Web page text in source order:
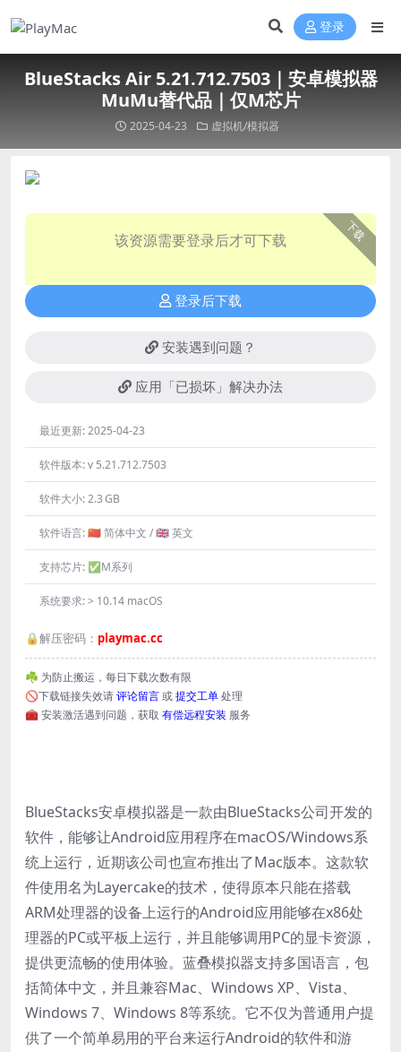
登录
BlueStacks Air 5.21.712.7503｜安卓模拟器
MuMu替代品｜仅M芯片
2025-04-23 虚拟机/模拟器
下载
该资源需要登录后才可下载
登录后下载
安装遇到问题？
应用「已损坏」解决办法
最近更新:2025-04-23
软件版本:v 5.21.712.7503
软件大小:2.3 GB
软件语言:🇨🇳 简体中文 / 🇬🇧 英文
支持芯片: ✅M系列
系统要求:> 10.14 macOS
🔒解压密码： playmac.cc
☘️ 为防止搬运，每日下载次数有限
🚫下载链接失效请评论留言或提交工单处理
🧰 安装激活遇到问题，获取 有偿远程安装 服务
BlueStacks安卓模拟器是一款由BlueStacks公司开发的
软件，能够让Android应用程序在macOS/Windows系
统上运行，近期该公司也宣布推出了Mac版本。这款软
件使用名为Layercake的技术，使得原本只能在搭载
ARM处理器的设备上运行的Android应用能够在x86处
理器的PC或平板上运行，并且能够调用PC的显卡资源，
提供更流畅的使用体验。蓝叠模拟器支持多国语言，包
括简体中文，并且兼容Mac、Windows XP、Vista、
Windows 7、Windows 8等系统。它不仅为普通用户提
供了一个简单易用的平台来运行Android的软件和游